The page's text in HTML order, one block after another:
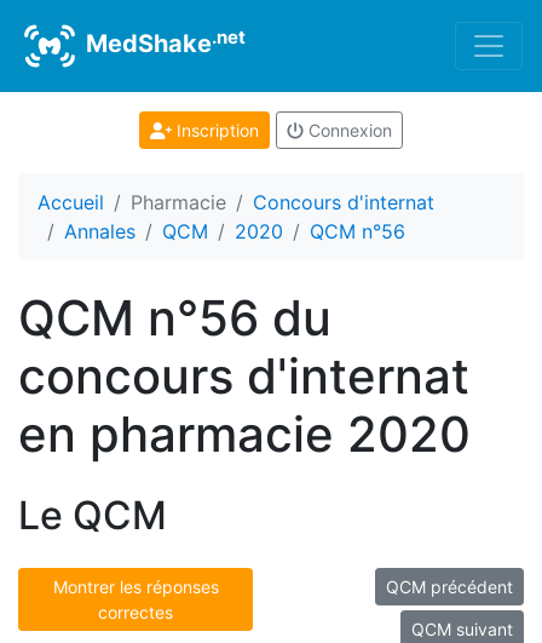
MedShake.net
Inscription Connexion
Accueil Pharmacie
Concours d'internat
Annales
QCM 2020 QCM n°56
QCM n°56 du
concours d'internat
en pharmacie 2020
Le QCM
Montrer les réponses
correctes
QCM précédent
QCM suivant